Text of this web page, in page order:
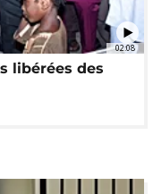
02:08
libérées des